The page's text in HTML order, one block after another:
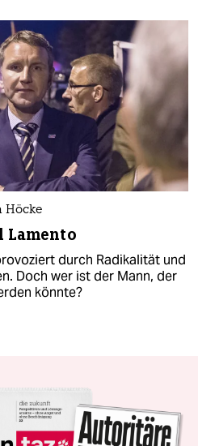
Höcke
Lamento
durch Radikalität und
Doch wer ist der Mann, der
könnte?